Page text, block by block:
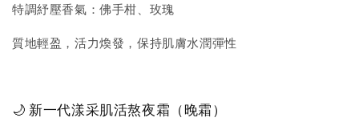
特調紓壓香氣：佛手柑、玫瑰
質地輕盈，活力煥發，保持肌膚水潤彈性
🌙 新一代漾采肌活熬夜霜（晚霜）